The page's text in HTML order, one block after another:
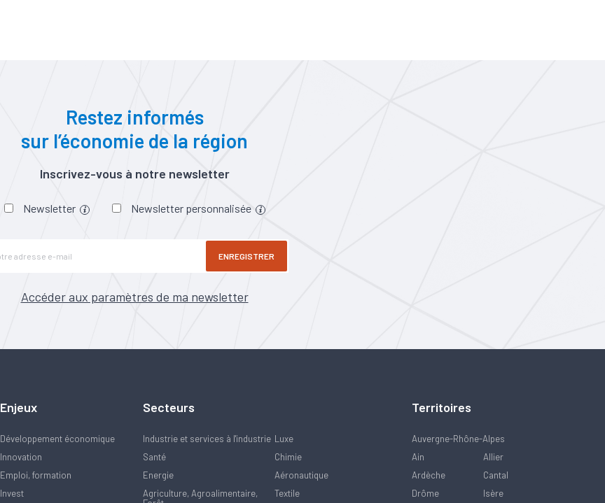
Restez informés
sur l’économie de la région
Inscrivez-vous à notre newsletter
Newsletter Newsletter personnalisée
ENREGISTRER
Accéder aux paramètres de ma newsletter
Enjeux
Développement économique
Innovation
Emploi, formation
Invest
Secteurs
Industrie et services à l'industrie
Santé
Energie
Agriculture, Agroalimentaire,
Luxe
Chimie
Aéronautique
Textile
Territoires
Auvergne-Rhône-Alpes
Ain
Allier
Ardèche
Cantal
Drôme
Isère